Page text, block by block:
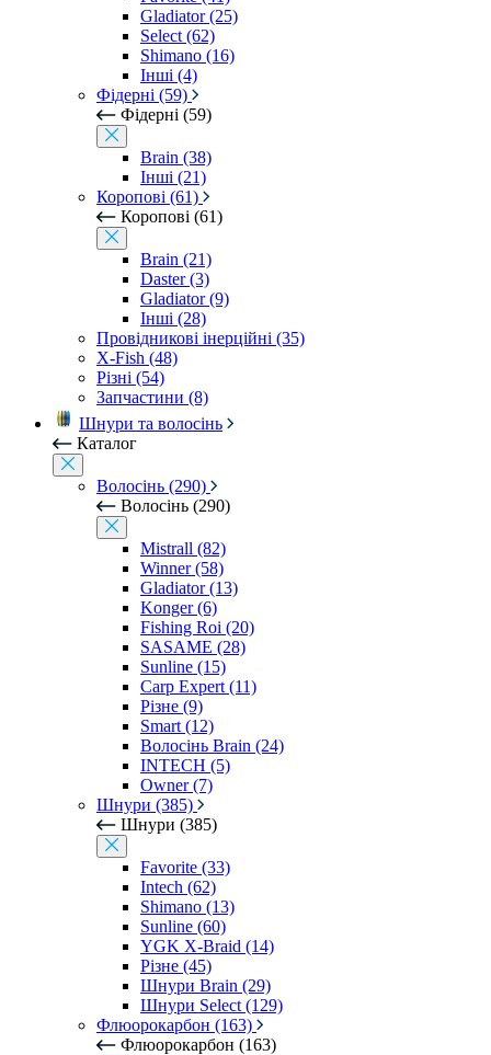
Gladiator (25)
Select (62)
Shimano (16)
Інші (4)
Фідерні (59)
Фідерні (59)
Brain (38)
Інші (21)
Коропові (61)
Коропові (61)
Brain (21)
Daster (3)
Gladiator (9)
Інші (28)
Провідникові інерційні (35)
X-Fish (48)
Різні (54)
Запчастини (8)
Шнури та волосінь
Каталог
Волосінь (290)
Волосінь (290)
Mistrall (82)
Winner (58)
Gladiator (13)
Konger (6)
Fishing Roi (20)
SASAME (28)
Sunline (15)
Carp Expert (11)
Різне (9)
Smart (12)
Волосінь Brain (24)
INTECH (5)
Owner (7)
Шнури (385)
Шнури (385)
Favorite (33)
Intech (62)
Shimano (13)
Sunline (60)
YGK X-Braid (14)
Різне (45)
Шнури Brain (29)
Шнури Select (129)
Флюорокарбон (163)
Флюорокарбон (163)